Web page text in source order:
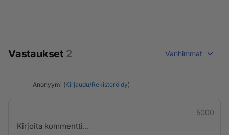
Vastaukset 2 Vanhimmat
Anonyymi (Kirjaudu/Rekisteröidy)
5000